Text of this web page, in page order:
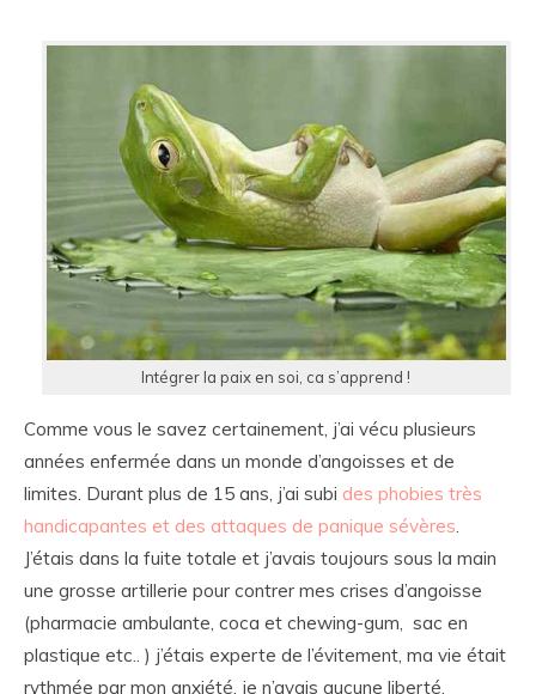
Intégrer la paix en soi, ca s’apprend !
Comme vous le savez certainement, j’ai vécu plusieurs
années enfermée dans un monde d’angoisses et de
limites. Durant plus de 15 ans, j’ai subi des phobies très
handicapantes et des attaques de panique sévères.
J’étais dans la fuite totale et j’avais toujours sous la main
une grosse artillerie pour contrer mes crises d’angoisse
(pharmacie ambulante, coca et chewing-gum, sac en
plastique etc.. ) j’étais experte de l’évitement, ma vie était
rythmée par mon anxiété, je n’avais aucune liberté.